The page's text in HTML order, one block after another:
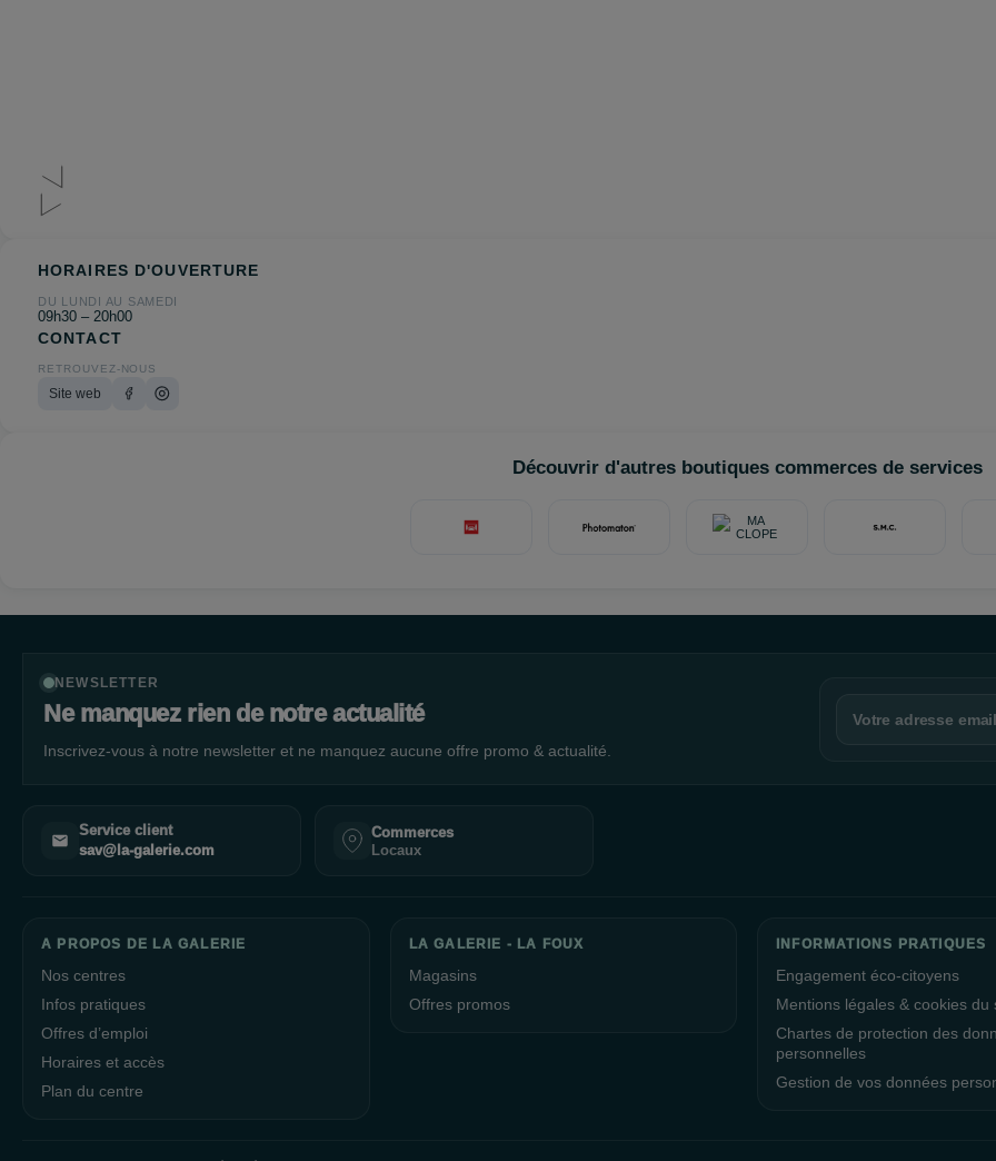
HORAIRES D'OUVERTURE
DU LUNDI AU SAMEDI
09h30 – 20h00
CONTACT
RETROUVEZ-NOUS
Site web
Découvrir d'autres boutiques commerces de services
NEWSLETTER
Ne manquez rien de notre actualité
Inscrivez-vous à notre newsletter et ne manquez aucune offre promo & actualité.
Service client
sav@la-galerie.com
Commerces
Locaux
A PROPOS DE LA GALERIE
Nos centres
Infos pratiques
Offres d’emploi
Horaires et accès
Plan du centre
LA GALERIE - LA FOUX
Magasins
Offres promos
INFORMATIONS PRATIQUES
Engagement éco-citoyens
Mentions légales & cookies du
Chartes de protection des
personnelles
Gestion de vos données